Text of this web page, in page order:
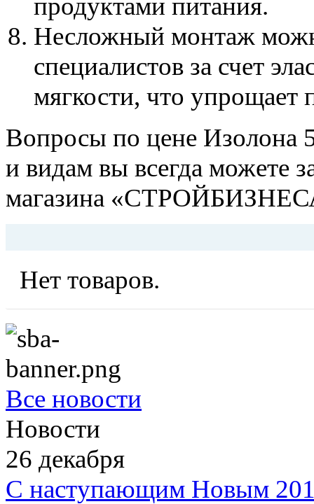
Несложный монтаж
специалистов за счет
мягкости, что упрощает
Вопросы по цене Изолона
и видам вы всегда можете
магазина
Нет товаров.
Все новости
Новости
26 декабря
С наступающим Новым